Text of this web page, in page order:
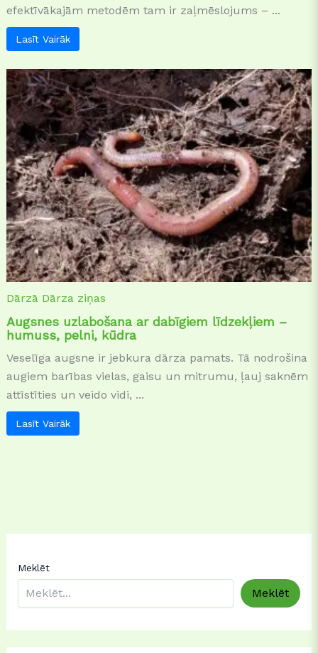
efektīvākajām metodēm tam ir zaļmēslojums – ...
Lasīt Vairāk
Dārzā Dārza ziņas
Augsnes uzlabošana ar dabīgiem līdzekļiem –
humuss, pelni, kūdra
Veselīga augsne ir jebkura dārza pamats. Tā nodrošina
augiem barības vielas, gaisu un mitrumu, ļauj saknēm
attīstīties un veido vidi, ...
Lasīt Vairāk
Meklēt
Meklēt